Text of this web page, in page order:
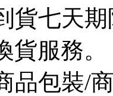
貨七天
貨服務。
品包裝/